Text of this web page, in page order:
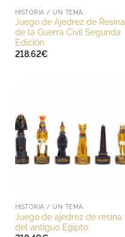
HISTORIA / UN TEMA
Juego de Ajedrez de Resina
de la Guerra Civil Segunda
Edición
218.62€
HISTORIA / UN TEMA
Juego de ajedrez de resina
del antiguo Egipto